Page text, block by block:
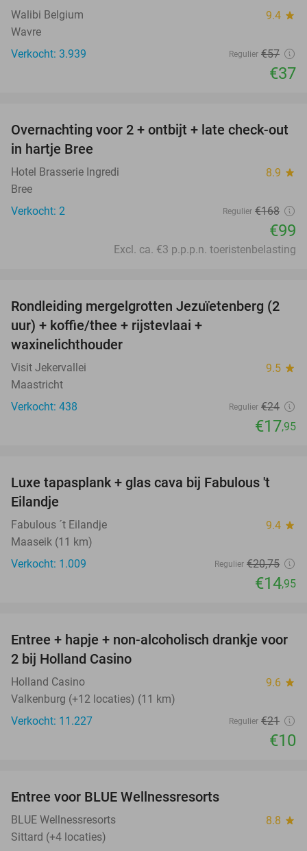
Walibi Belgium 9.4 star
Wavre
Verkocht: 3.939
Regulier €57
€37
41%
TODAY
Overnachting voor 2 + ontbijt + late check-out
in hartje Bree
Hotel Brasserie Ingredi 8.9 star
Bree
Verkocht: 2
Regulier €168
€99
Excl. ca. €3 p.p.p.n. toeristenbelasting
25%
Rondleiding mergelgrotten Jezuïetenberg (2
uur) + koffie/thee + rijstevlaai +
waxinelichthouder
Visit Jekervallei 9.5 star
Maastricht
Verkocht: 438
Regulier €24
€17,95
28%
Luxe tapasplank + glas cava bij Fabulous 't
Eilandje
Fabulous ´t Eilandje 9.4 star
Maaseik (11 km)
Verkocht: 1.009
Regulier €20,75
€14,95
52%
Entree + hapje + non-alcoholisch drankje voor
2 bij Holland Casino
Holland Casino 9.6 star
Valkenburg (+12 locaties) (11 km)
Verkocht: 11.227
Regulier €21
€10
Entree voor BLUE Wellnessresorts
BLUE Wellnessresorts 8.8 star
Sittard (+4 locaties)